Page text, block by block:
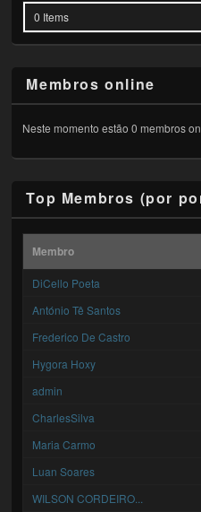
0 Items
Membros online
Neste momento estão 0 membros
Top Membros (por
Membro
DiCello Poeta
António Tê Santos
Frederico De Castro
Hygora Hoxy
admin
CharlesSilva
Maria Carmo
Luan Soares
WILSON CORDEIRO...